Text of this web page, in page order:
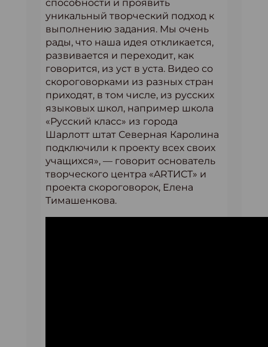
способности и проявить
уникальный творческий подход к
выполнению задания. Мы очень
рады, что наша идея откликается,
развивается и переходит, как
говорится, из уст в уста. Видео со
скороговорками из разных стран
приходят, в том числе, из русских
языковых школ, например школа
«Русский класс» из города
Шарлотт штат Северная Каролина
подключили к проекту всех своих
учащихся», — говорит основатель
творческого центра «ARTИСТ» и
проекта скороговорок, Елена
Тимашенкова.